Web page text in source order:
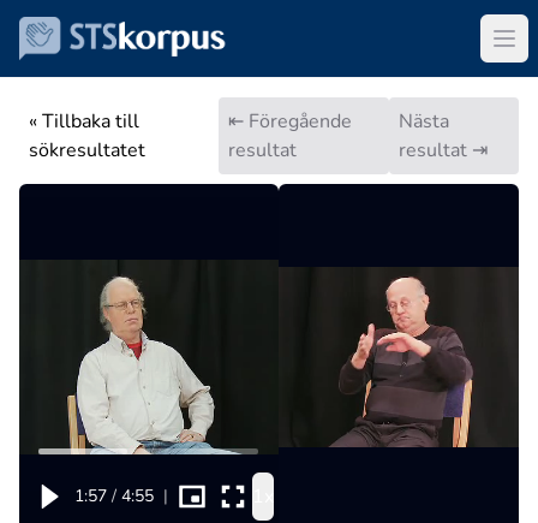
« Tillbaka till
sökresultatet
⇤ Föregående
resultat
Nästa
resultat ⇥
1:57 / 4:55 |